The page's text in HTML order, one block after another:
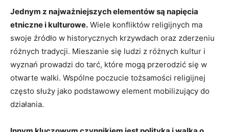
Jednym z najważniejszych elementów są napięcia
etniczne i kulturowe. Wiele konfliktów religijnych ma
swoje źródło w historycznych krzywdach oraz zderzeniu
różnych tradycji. Mieszanie się ludzi z różnych kultur i
wyznań prowadzi do tarć, które mogą przerodzić się w
otwarte walki. Wspólne poczucie tożsamości religijnej
często służy jako podstawowy element mobilizujący do
działania.